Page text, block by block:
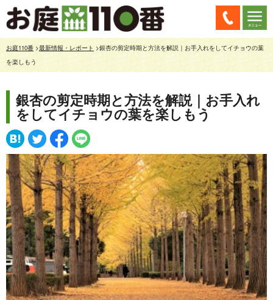
お庭110番>最新情報・レポート >銀杏の剪定時期と方法を解説｜お手入れをしてイチョウの葉
を楽しもう
銀杏の剪定時期と方法を解説｜お手入れ
をしてイチョウの葉を楽しもう